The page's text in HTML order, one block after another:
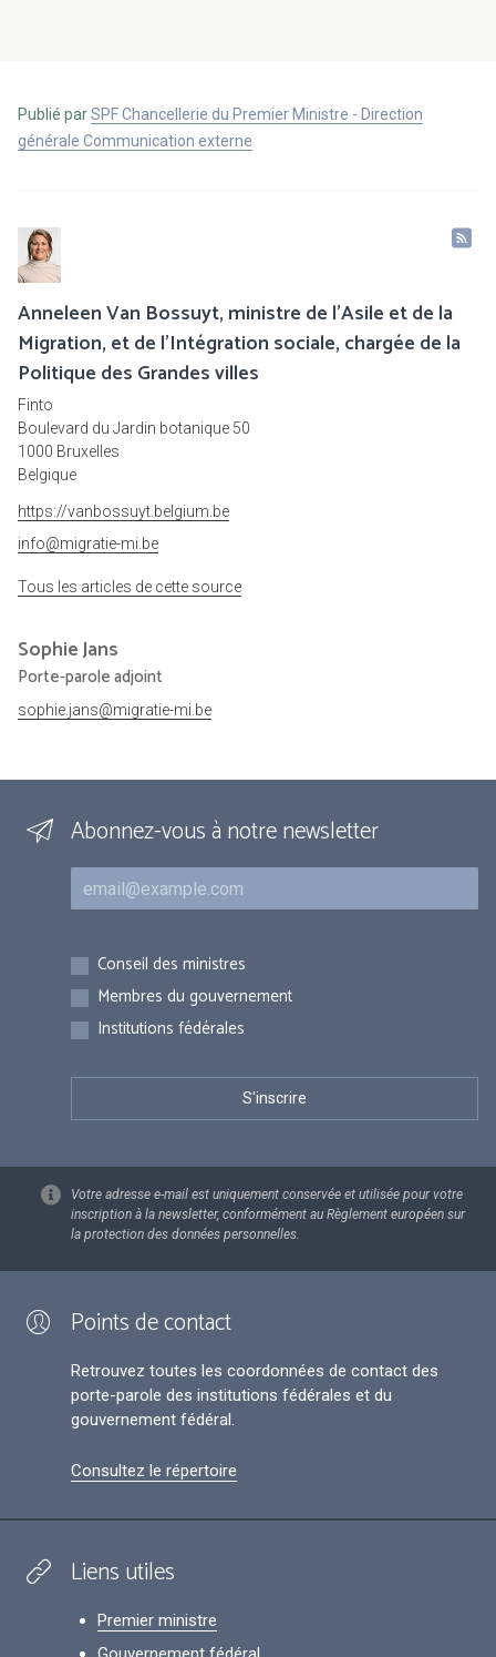
Publié parSPF Chancellerie du Premier Ministre - Direction
générale Communication externe
Anneleen Van Bossuyt, ministre de l’Asile et de la
Migration, et de l’Intégration sociale, chargée de la
Politique des Grandes villes
Finto
Boulevard du Jardin botanique 50
1000 Bruxelles
Belgique
https://vanbossuyt.belgium.be
info@migratie-mi.be
Tous les articles de cette source
SophieJans
Porte-parole adjoint
sophie.jans@migratie-mi.be
Abonnez-vous à notre newsletter
Courriel
Inscriptions
Conseil des ministres
Membres du gouvernement
Institutions fédérales
Votre adresse e-mail est uniquement conservée et utilisée pour votre
inscription à la newsletter, conformément au Règlement européen sur
la protection des données personnelles.
Points de contact
Retrouvez toutes les coordonnées de contact des
porte-parole des institutions fédérales et du
gouvernement fédéral.
Consultez le répertoire
Liens utiles
Premier ministre